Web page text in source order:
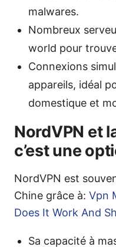
malwares.
Nombreux
world pour
Connexions
appareils, idéal
domestique et
NordVPN et
c’est une
NordVPN est
Chine grâce à: Vpn
Does It Work And
Sa capacité à